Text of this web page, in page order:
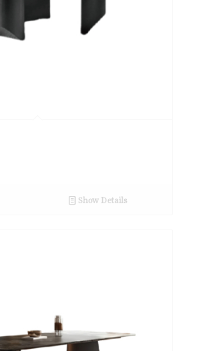
Show Details